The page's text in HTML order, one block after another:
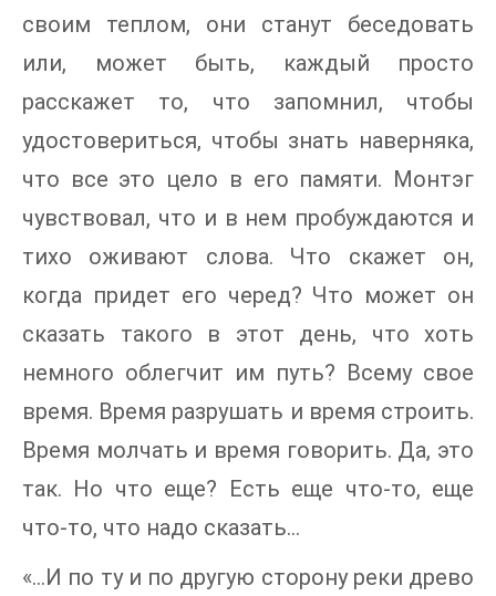
своим теплом, они станут беседовать
или, может быть, каждый просто
расскажет то, что запомнил, чтобы
удостовериться, чтобы знать наверняка,
что все это цело в его памяти. Монтэг
чувствовал, что и в нем пробуждаются и
тихо оживают слова. Что скажет он,
когда придет его черед? Что может он
сказать такого в этот день, что хоть
немного облегчит им путь? Всему свое
время. Время разрушать и время строить.
Время молчать и время говорить. Да, это
так. Но что еще? Есть еще что-то, еще
что-то, что надо сказать…
«…И по ту и по другую сторону реки древо